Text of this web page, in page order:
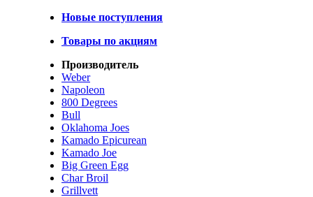
Новые поступления
Товары по акциям
Производитель
Weber
Napoleon
800 Degrees
Bull
Oklahoma Joes
Kamado Epicurean
Kamado Joe
Big Green Egg
Char Broil
Grillvett